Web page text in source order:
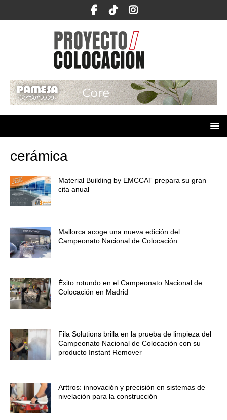
cerámica
Material Building by EMCCAT prepara su gran
cita anual
Mallorca acoge una nueva edición del
Campeonato Nacional de Colocación
Éxito rotundo en el Campeonato Nacional de
Colocación en Madrid
Fila Solutions brilla en la prueba de limpieza del
Campeonato Nacional de Colocación con su
producto Instant Remover
Arttros: innovación y precisión en sistemas de
nivelación para la construcción